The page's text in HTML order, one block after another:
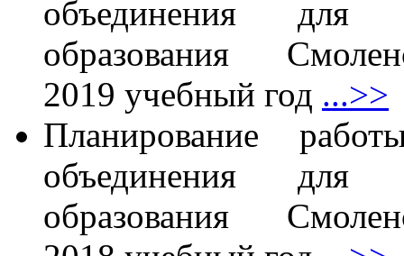
объединения для
образования
2019 учебный год ...>>
Планирование
объединения для
образования